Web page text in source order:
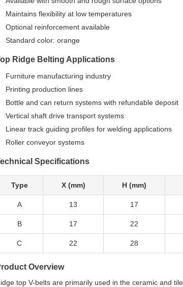
Maintains flexibility at low temperatures
Optional reinforcement available
Standard color: orange
Ridge Belting Applications
Furniture manufacturing industry
Printing production lines
Bottle and can return systems with refundable deposit
Vertical shaft drive transport systems
Linear track guiding profiles for welding applications
Roller conveyor systems
Specifications
Type X (mm) H (mm)
A 13 17
B 17 22
C 22 28
Overview
top V-belts are primarily used in the ceramic and